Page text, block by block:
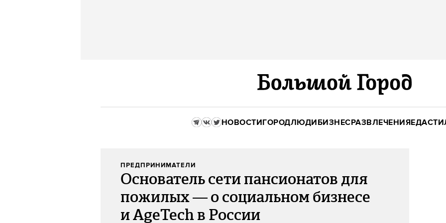
НОВОСТИГОРОДЛЮДИБИЗНЕСРАЗВЛЕЧЕНИЯЕДА
ПРЕДПРИНИМАТЕЛИ
Основатель сети пансионатов для
пожилых — о социальном бизнесе
и AgeTech в России